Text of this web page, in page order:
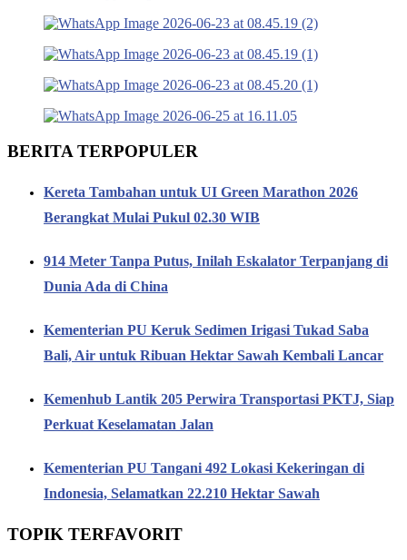
BERITA TERPOPULER
Kereta Tambahan untuk UI Green Marathon 2026
Berangkat Mulai Pukul 02.30 WIB
914 Meter Tanpa Putus, Inilah Eskalator Terpanjang di
Dunia Ada di China
Kementerian PU Keruk Sedimen Irigasi Tukad Saba
Bali, Air untuk Ribuan Hektar Sawah Kembali Lancar
Kemenhub Lantik 205 Perwira Transportasi PKTJ, Siap
Perkuat Keselamatan Jalan
Kementerian PU Tangani 492 Lokasi Kekeringan di
Indonesia, Selamatkan 22.210 Hektar Sawah
TOPIK TERFAVORIT